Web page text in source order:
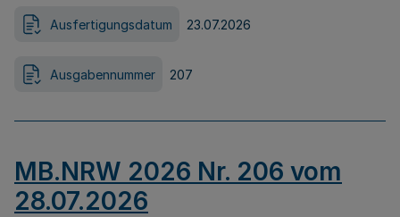
Ausfertigungsdatum 23.07.2026
Ausgabennummer 207
MB.NRW 2026 Nr. 206 vom
28.07.2026